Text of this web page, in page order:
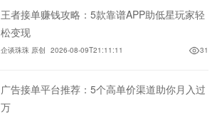
王者接单赚钱攻略：5款靠谱APP助低星玩家轻
松变现
企谈珠珠 原创 2026-08-09T21:11:11 31
广告接单平台推荐：5个高单价渠道助你月入过
万